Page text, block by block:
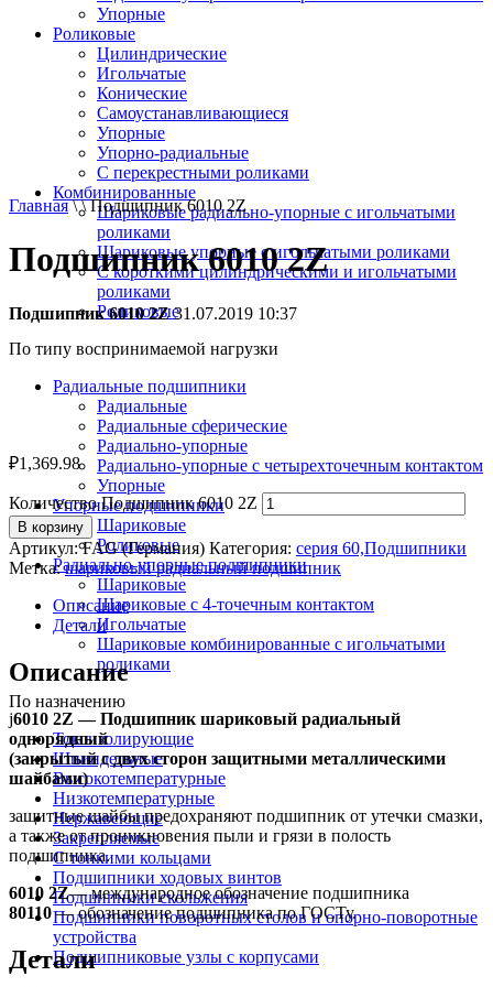
Упорные
Роликовые
Цилиндрические
Игольчатые
Конические
Самоустанавливающиеся
Упорные
Упорно-радиальные
C перекрестными роликами
Комбинированные
Шариковые радиально-упорные с игольчатыми
роликами
Шариковые упорные с игольчатыми роликами
С короткими цилиндрическими и игольчатыми
роликами
Роликовые
По типу воспринимаемой нагрузки
Радиальные подшипники
Радиальные
Радиальные сферические
Радиально-упорные
Радиально-упорные с четырехточечным контактом
Упорные
Упорные подшипники
Шариковые
Роликовые
Радиально-упорные подшипники
Шариковые
Шариковые с 4-точечным контактом
Игольчатые
Шариковые комбинированные с игольчатыми
роликами
По назначению
Токоизолирующие
Шпиндельные
Высокотемпературные
Низкотемпературные
Нержавеющие
Закрепляемые
С тонкими кольцами
Подшипники ходовых винтов
Подшипники скольжения
Подшипники поворотных столов и опорно-поворотные
устройства
Подшипниковые узлы с корпусами
Главная\ \ Подшипник 6010 2Z
Подшипник 6010 2Z
Подшипник 6010 2Z31.07.2019 10:37
₽1,369.98
Количество Подшипник 6010 2Z
В корзину
Артикул:FAG (Германия) Категория: серия 60,Подшипники
Метка:шариковый радиальный подшипник
Описание
Детали
Описание
ј6010 2Z — Подшипник шариковый радиальный
однорядный
(закрытый с двух сторон защитными металлическими
шайбами)
защитные шайбы предохраняют подшипник от утечки смазки,
а также от проникновения пыли и грязи в полость
подшипника.
6010 2Z— международное обозначение подшипника
80110— обозначение подшипника по ГОСТу.
Детали